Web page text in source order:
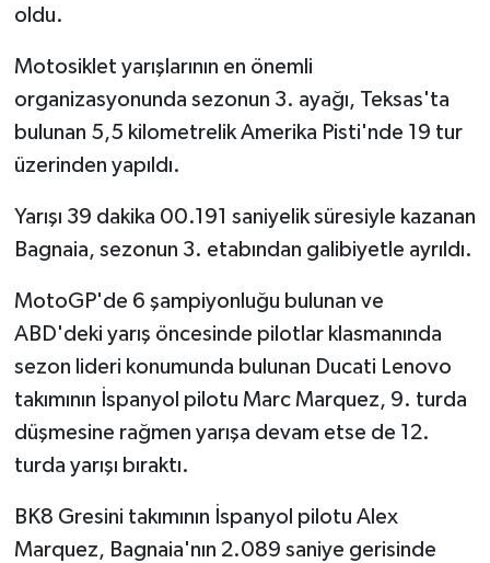
oldu.
Motosiklet yarışlarının en önemli
organizasyonunda sezonun 3. ayağı, Teksas'ta
bulunan 5,5 kilometrelik Amerika Pisti'nde 19 tur
üzerinden yapıldı.
Yarışı 39 dakika 00.191 saniyelik süresiyle kazanan
Bagnaia, sezonun 3. etabından galibiyetle ayrıldı.
MotoGP'de 6 şampiyonluğu bulunan ve
ABD'deki yarış öncesinde pilotlar klasmanında
sezon lideri konumunda bulunan Ducati Lenovo
takımının İspanyol pilotu Marc Marquez, 9. turda
düşmesine rağmen yarışa devam etse de 12.
turda yarışı bıraktı.
BK8 Gresini takımının İspanyol pilotu Alex
Marquez, Bagnaia'nın 2.089 saniye gerisinde